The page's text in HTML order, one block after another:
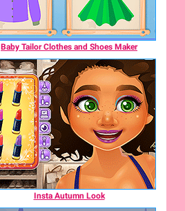
Baby Tailor Clothes and Shoes Maker
Insta Autumn Look